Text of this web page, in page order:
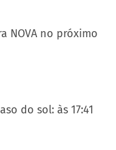
NOVA no próximo
do sol: às 17:41